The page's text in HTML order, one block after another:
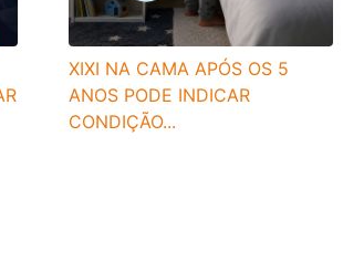
XIXI NA CAMA APÓS OS 5
ANOS PODE INDICAR
CONDIÇÃO...